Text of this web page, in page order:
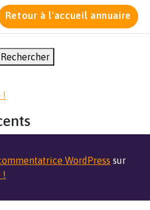
Retour à l'accueil annuaire
Rechercher
!
WordPress sur
!